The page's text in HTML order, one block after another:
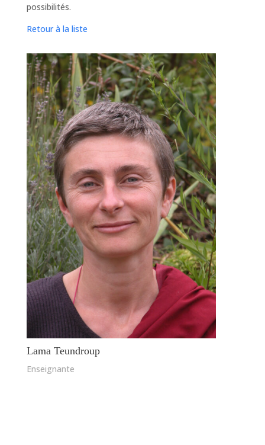
possibilités.
Retour à la liste
Lama Teundroup
Enseignante